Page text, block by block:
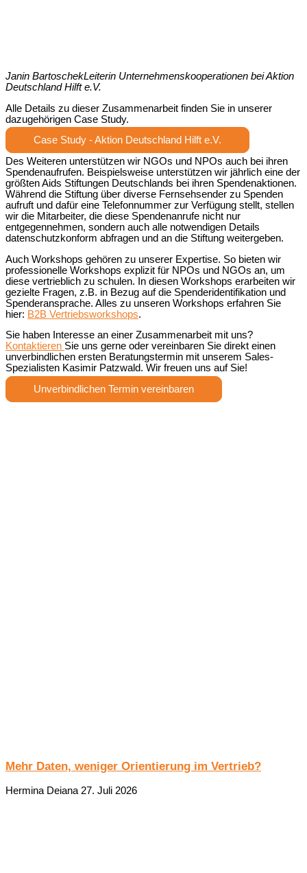
Janin BartoschekLeiterin Unternehmenskooperationen bei Aktion
Deutschland Hilft e.V.
Alle Details zu dieser Zusammenarbeit finden Sie in unserer
dazugehörigen Case Study.
Case Study - Aktion Deutschland Hilft e.V.
Des Weiteren unterstützen wir NGOs und NPOs auch bei ihren
Spendenaufrufen. Beispielsweise unterstützen wir jährlich eine der
größten Aids Stiftungen Deutschlands bei ihren Spendenaktionen.
Während die Stiftung über diverse Fernsehsender zu Spenden
aufruft und dafür eine Telefonnummer zur Verfügung stellt, stellen
wir die Mitarbeiter, die diese Spendenanrufe nicht nur
entgegennehmen, sondern auch alle notwendigen Details
datenschutzkonform abfragen und an die Stiftung weitergeben.
Auch Workshops gehören zu unserer Expertise. So bieten wir
professionelle Workshops explizit für NPOs und NGOs an, um
diese vertrieblich zu schulen. In diesen Workshops erarbeiten wir
gezielte Fragen, z.B. in Bezug auf die Spenderidentifikation und
Spenderansprache. Alles zu unseren Workshops erfahren Sie
hier: B2B Vertriebsworkshops.
Sie haben Interesse an einer Zusammenarbeit mit uns?
Kontaktieren Sie uns gerne oder vereinbaren Sie direkt einen
unverbindlichen ersten Beratungstermin mit unserem Sales-
Spezialisten Kasimir Patzwald. Wir freuen uns auf Sie!
Unverbindlichen Termin vereinbaren
Mehr Daten, weniger Orientierung im Vertrieb?
Hermina Deiana 27. Juli 2026